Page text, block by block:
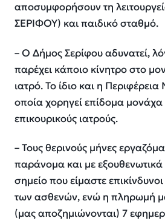
αποσυμφορήσουν τη
ΣΕΡΙΦΟΥ) και παιδικό σταθμό.
– Ο Δήμος Σερίφου αδυνατεί,
παρέχει κάποιο κίνητρο στο
ιατρό. Το ίδιο και η Περιφέρεια
οποία χορηγεί επίδομα μονάχα
επικουρικούς ιατρούς.
– Τους θερινούς μήνες
παράνομα και με εξουθενωτικά
σημείο που είμαστε
των ασθενών, ενώ η πληρωμή
(μας αποζημιώνονται) 7